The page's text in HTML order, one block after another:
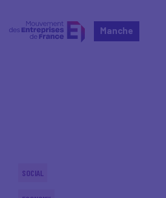
Manche
SOCIAL